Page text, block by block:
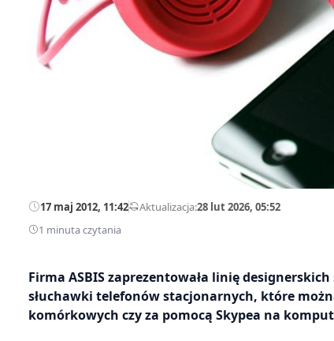
17 maj 2012, 11:42—Aktualizacja:28 lut 2026, 05:52
1 minuta czytania
Firma ASBIS zaprezentowała linię
słuchawki telefonów stacjonarnych, które
komórkowych czy za pomocą Skypea na